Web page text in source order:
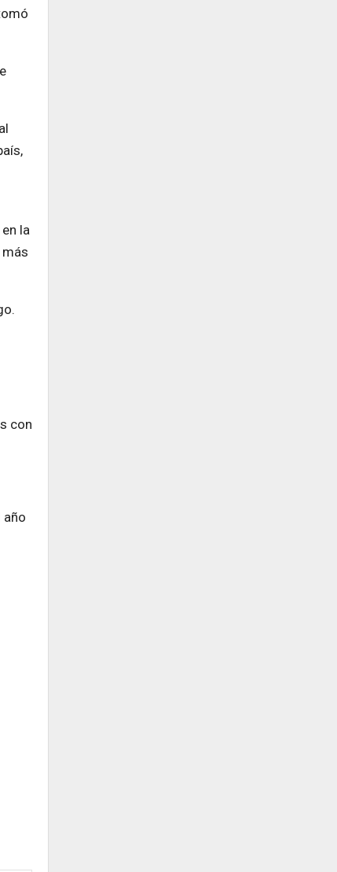
la
con
año